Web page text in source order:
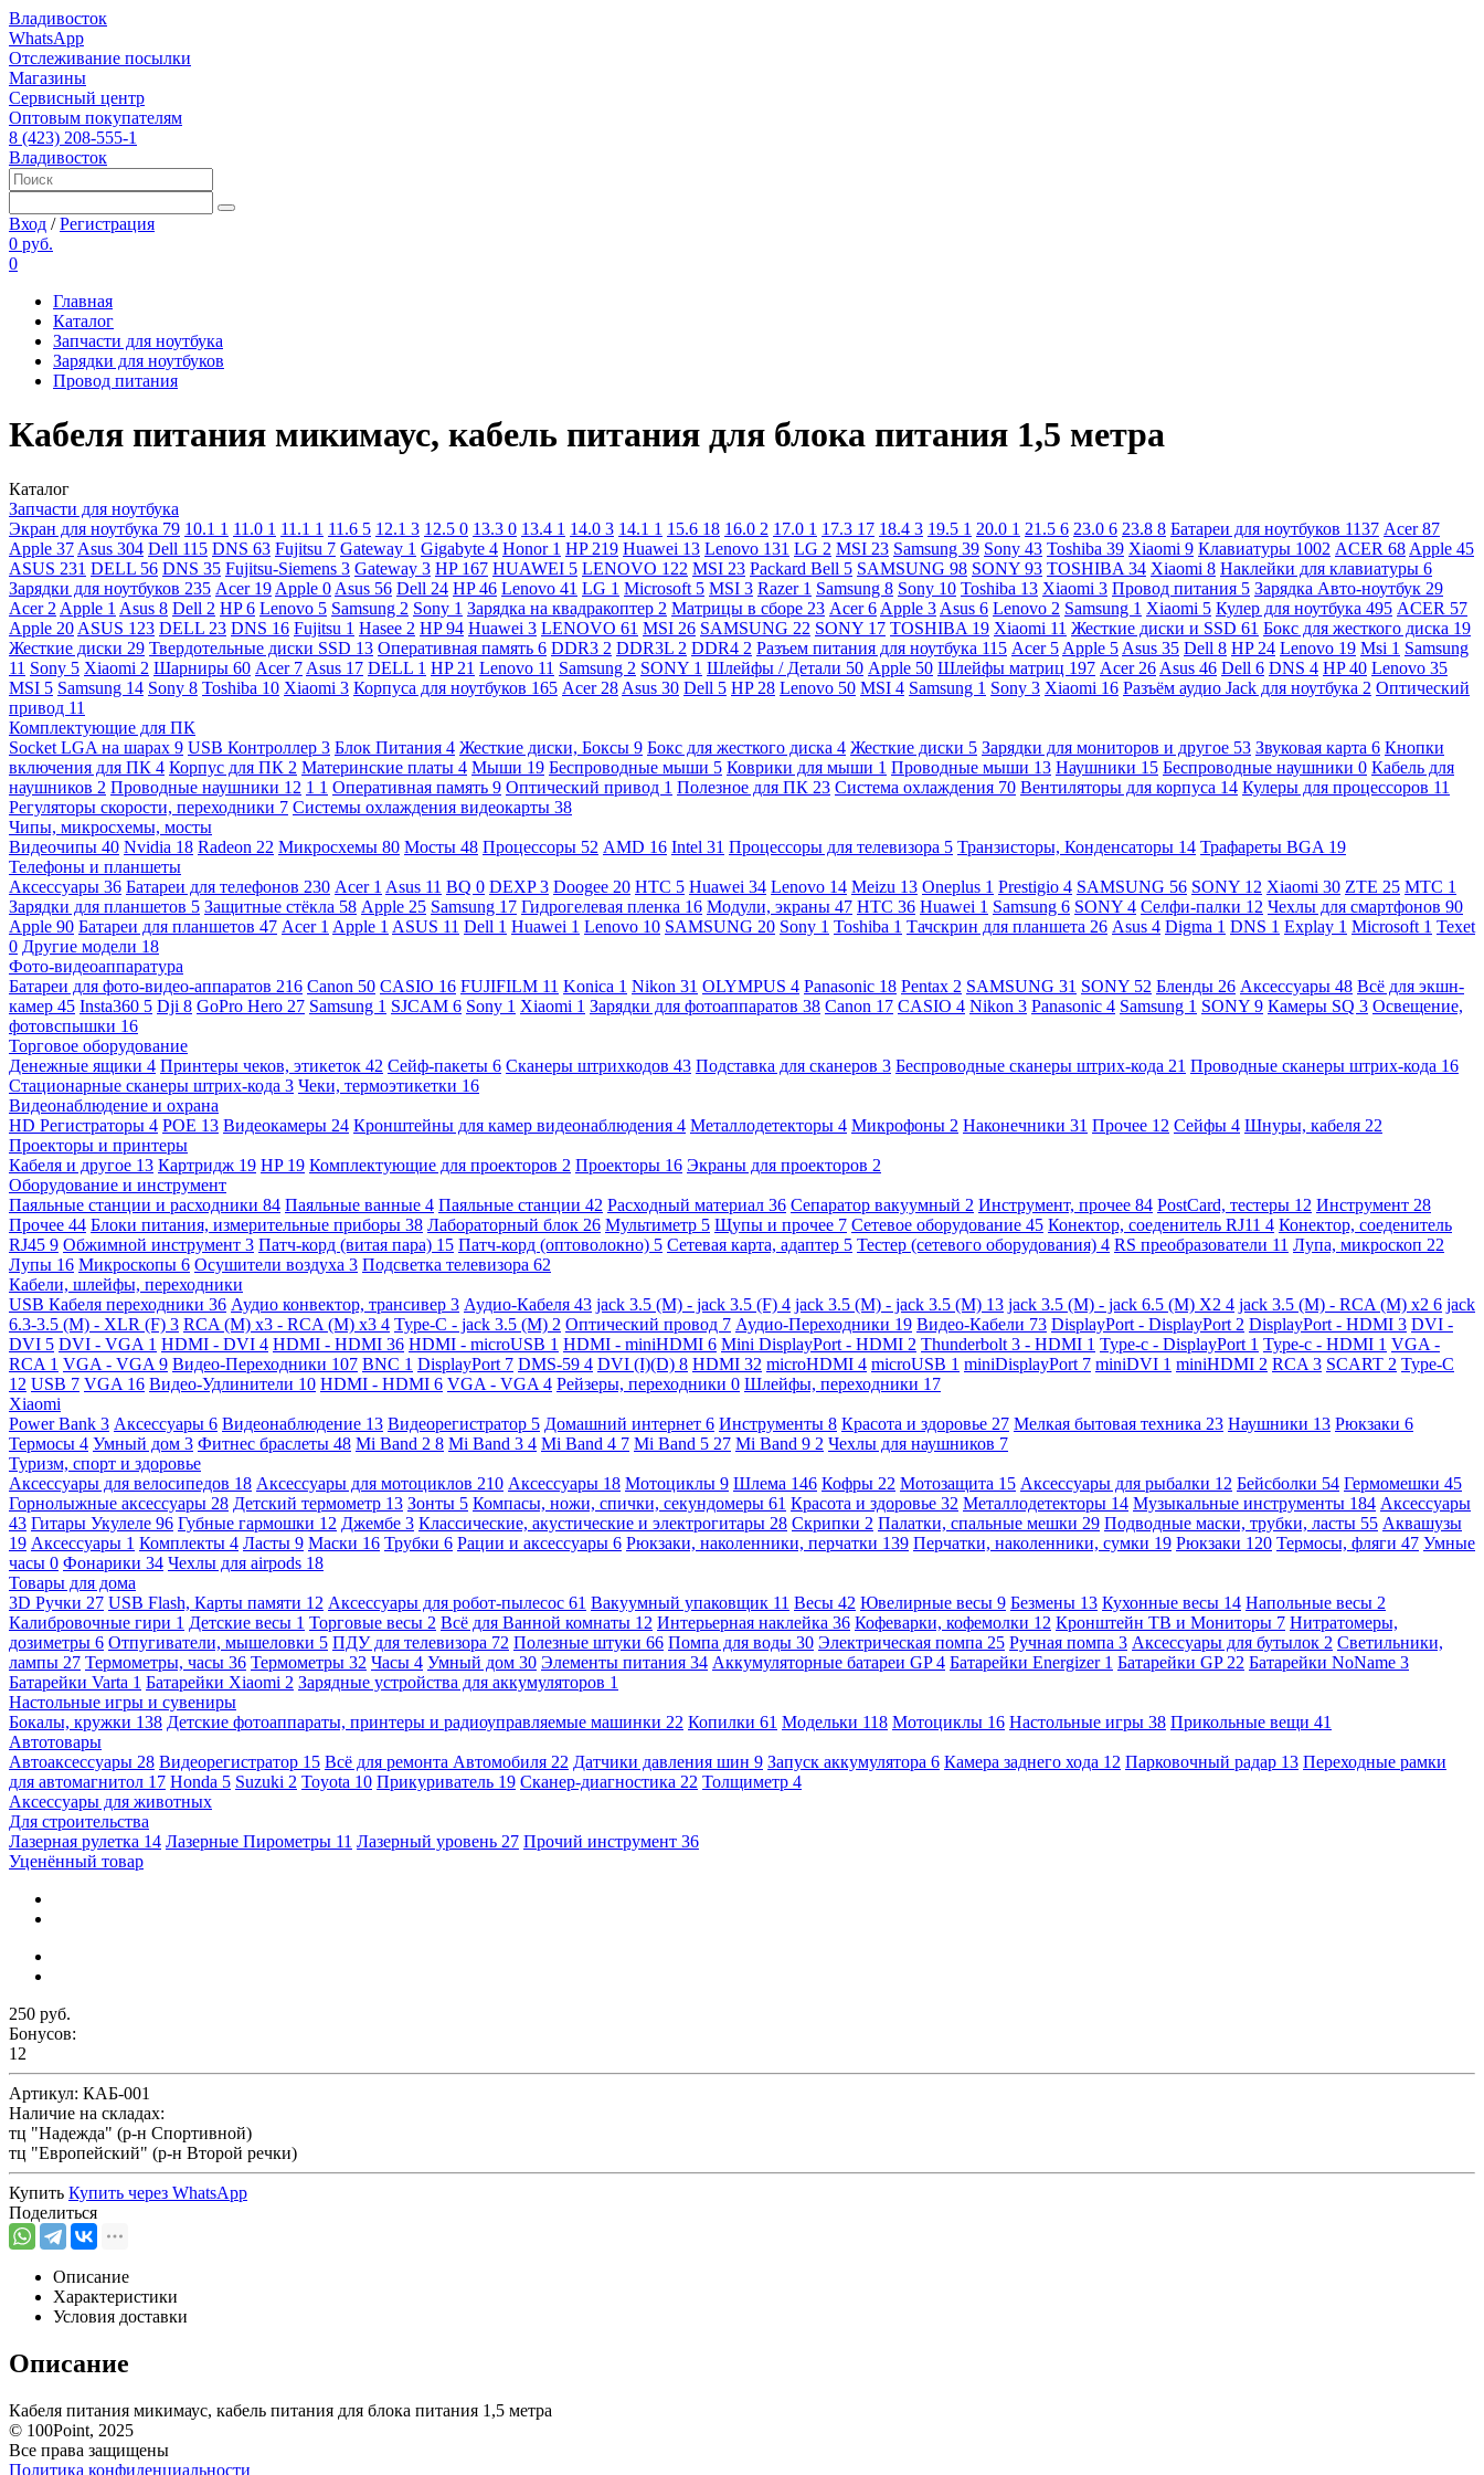
Владивосток
WhatsApp
Отслеживание посылки
Магазины
Сервисный центр
Оптовым покупателям
8 (423) 208-555-1
Владивосток
Вход /Регистрация
0 руб.
0
Главная
Каталог
Запчасти для ноутбука
Зарядки для ноутбуков
Провод питания
Кабеля питания микимаус, кабель питания для блока питания 1,5 метра
Каталог
Запчасти для ноутбука
Экран для ноутбука 79 10.1 1 11.0 1 11.1 1 11.6 5 12.1 3 12.5 0 13.3 0 13.4 1 14.0 3 14.1 1 15.6 18 16.0 2 17.0 1 17.3 17 18.4 3 19.5 1 20.0 1 21.5 6 23.0 6 23.8 8 Батареи для ноутбуков 1137 Acer87
Apple 37 Asus 304 Dell 115 DNS 63 Fujitsu 7 Gateway 1 Gigabyte 4 Honor 1 HP 219 Huawei 13 Lenovo 131 LG 2 MSI 23 Samsung 39 Sony 43 Toshiba 39 Xiaomi 9 Клавиатуры 1002 ACER 68 Apple 45
ASUS 231 DELL 56 DNS 35 Fujitsu-Siemens 3 Gateway 3 HP 167 HUAWEI 5 LENOVO 122 MSI 23 Packard Bell 5 SAMSUNG 98 SONY 93 TOSHIBA 34 Xiaomi 8 Наклейки для клавиатуры 6
Зарядки для ноутбуков 235 Acer 19 Apple 0 Asus 56 Dell 24 HP46 Lenovo 41 LG 1 Microsoft 5 MSI 3 Razer 1 Samsung 8 Sony 10 Toshiba 13 Xiaomi 3 Провод питания 5 Зарядка Авто-ноутбук 29
Acer 2 Apple 1 Asus 8 Dell 2 HP6 Lenovo 5 Samsung 2 Sony 1 Зарядка на квадракоптер 2 Матрицы в сборе 23 Acer6 Apple 3 Asus 6 Lenovo 2 Samsung 1 Xiaomi 5 Кулер для ноутбука 495 ACER 57
Apple 20 ASUS 123 DELL 23 DNS 16 Fujitsu 1 Hasee 2 HP94 Huawei 3 LENOVO 61 MSI 26 SAMSUNG 22 SONY 17 TOSHIBA 19 Xiaomi 11 Жесткие диски и SSD 61 Бокс для жесткого диска 19
Жесткие диски 29 Твердотельные диски SSD 13 Оперативная память 6 DDR3 2 DDR3L 2 DDR4 2 Разъем питания для ноутбука 115 Acer 5 Apple 5 Asus 35 Dell 8 HP 24 Lenovo 19 Msi 1 Samsung
11 Sony 5 Xiaomi 2 Шарниры 60 Acer 7 Asus 17 DELL 1 HP 21 Lenovo 11 Samsung 2 SONY 1 Шлейфы / Детали 50 Apple 50 Шлейфы матриц 197 Acer 26 Asus 46 Dell 6 DNS 4 HP40 Lenovo 35
MSI 5 Samsung 14 Sony 8 Toshiba 10 Xiaomi 3 Корпуса для ноутбуков 165 Acer 28 Asus 30 Dell 5 HP 28 Lenovo 50 MSI 4 Samsung 1 Sony 3 Xiaomi 16 Разъём аудио Jack для ноутбука 2 Оптический
привод 11
Комплектующие для ПК
Socket LGA на шарах 9 USB Контроллер 3 Блок Питания 4 Жесткие диски, Боксы 9 Бокс для жесткого диска 4 Жесткие диски 5 Зарядки для мониторов и другое 53 Звуковая карта 6 Кнопки
включения для ПК 4 Корпус для ПК 2 Материнские платы 4 Мыши 19 Беспроводные мыши 5 Коврики для мыши 1 Проводные мыши 13 Наушники 15 Беспроводные наушники 0 Кабель для
наушников 2 Проводные наушники 12 1 1 Оперативная память 9 Оптический привод 1 Полезное для ПК 23 Система охлаждения 70 Вентиляторы для корпуса 14 Кулеры для процессоров 11
Регуляторы скорости, переходники 7 Системы охлаждения видеокарты 38
Чипы, микросхемы, мосты
Видеочипы 40 Nvidia 18 Radeon 22 Микросхемы 80 Мосты 48 Процессоры 52 AMD 16 Intel 31 Процессоры для телевизора 5 Транзисторы, Конденсаторы 14 Трафареты BGA 19
Телефоны и планшеты
Аксессуары 36 Батареи для телефонов 230 Acer 1 Asus 11 BQ 0 DEXP3 Doogee 20 HTC 5 Huawei 34 Lenovo 14 Meizu 13 Oneplus 1 Prestigio 4 SAMSUNG 56 SONY 12 Xiaomi 30 ZTE 25 МТС 1
Зарядки для планшетов 5 Защитные стёкла 58 Apple 25 Samsung 17 Гидрогелевая пленка 16 Модули, экраны 47 HTC 36 Huawei 1 Samsung 6 SONY 4 Селфи-палки 12 Чехлы для смартфонов 90
Apple 90 Батареи для планшетов 47 Acer 1 Apple 1 ASUS 11 Dell 1 Huawei 1 Lenovo 10 SAMSUNG 20 Sony 1 Toshiba 1 Тачскрин для планшета 26 Asus 4 Digma 1 DNS 1 Explay 1 Microsoft 1 Texet
0 Другие модели 18
Фото-видеоаппаратура
Батареи для фото-видео-аппаратов 216 Canon 50 CASIO 16 FUJIFILM 11 Konica 1 Nikon 31 OLYMPUS 4 Panasonic 18 Pentax 2 SAMSUNG 31 SONY 52 Бленды 26 Аксессуары 48 Всё для экшн-
камер 45 Insta360 5 Dji 8 GoPro Hero 27 Samsung 1 SJCAM 6 Sony 1 Xiaomi 1 Зарядки для фотоаппаратов 38 Canon 17 CASIO 4 Nikon 3 Panasonic 4 Samsung 1 SONY 9 Камеры SQ 3 Освещение,
фотовспышки 16
Торговое оборудование
Денежные ящики 4 Принтеры чеков, этикеток 42 Сейф-пакеты 6 Сканеры штрихкодов 43 Подставка для сканеров 3 Беспроводные сканеры штрих-кода 21 Проводные сканеры штрих-кода 16
Стационарные сканеры штрих-кода 3 Чеки, термоэтикетки 16
Видеонаблюдение и охрана
HD Регистраторы 4 POE 13 Видеокамеры 24 Кронштейны для камер видеонаблюдения 4 Металлодетекторы 4 Микрофоны 2 Наконечники 31 Прочее 12 Сейфы 4 Шнуры, кабеля 22
Проекторы и принтеры
Кабеля и другое 13 Картридж 19 HP 19 Комплектующие для проекторов 2 Проекторы 16 Экраны для проекторов 2
Оборудование и инструмент
Паяльные станции и расходники 84 Паяльные ванные 4 Паяльные станции 42 Расходный материал 36 Сепаратор вакуумный 2 Инструмент, прочее 84 PostCard, тестеры 12 Инструмент 28
Прочее 44 Блоки питания, измерительные приборы 38 Лабораторный блок 26 Мультиметр 5 Щупы и прочее 7 Сетевое оборудование 45 Конектор, соеденитель RJ11 4 Конектор, соеденитель
RJ45 9 Обжимной инструмент 3 Патч-корд (витая пара) 15 Патч-корд (оптоволокно) 5 Сетевая карта, адаптер 5 Тестер (сетевого оборудования) 4 RS преобразователи 11 Лупа, микроскоп 22
Лупы 16 Микроскопы 6 Осушители воздуха 3 Подсветка телевизора 62
Кабели, шлейфы, переходники
USB Кабеля переходники 36 Аудио конвектор, трансивер 3 Аудио-Кабеля 43 jack 3.5 (M) - jack 3.5 (F) 4 jack 3.5 (M) - jack 3.5 (M) 13 jack 3.5 (M) - jack 6.5 (M) X2 4 jack 3.5 (M) - RCA (M) x2 6 jack
6.3-3.5 (M) - XLR (F) 3 RCA (M) x3 - RCA (M) x3 4 Type-C - jack 3.5 (M) 2 Оптический провод 7 Аудио-Переходники 19 Видео-Кабели 73 DisplayPort - DisplayPort 2 DisplayPort - HDMI 3 DVI -
DVI 5 DVI - VGA 1 HDMI - DVI 4 HDMI - HDMI 36 HDMI - microUSB 1 HDMI - miniHDMI 6 Mini DisplayPort - HDMI 2 Thunderbolt 3 - HDMI 1 Type-c - DisplayPort 1 Type-c - HDMI 1 VGA -
RCA 1 VGA - VGA 9 Видео-Переходники 107 BNC 1 DisplayPort 7 DMS-59 4 DVI (I)(D) 8 HDMI 32 microHDMI 4 microUSB 1 miniDisplayPort 7 miniDVI 1 miniHDMI 2 RCA 3 SCART 2 Type-C
12 USB 7 VGA 16 Видео-Удлинители 10 HDMI - HDMI 6 VGA - VGA 4 Рейзеры, переходники 0 Шлейфы, переходники 17
Xiaomi
Power Bank 3 Аксессуары 6 Видеонаблюдение 13 Видеорегистратор 5 Домашний интернет 6 Инструменты 8 Красота и здоровье 27 Мелкая бытовая техника 23 Наушники 13 Рюкзаки 6
Термосы 4 Умный дом 3 Фитнес браслеты 48 Mi Band 2 8 Mi Band 3 4 Mi Band 4 7 Mi Band 5 27 Mi Band 9 2 Чехлы для наушников 7
Туризм, спорт и здоровье
Аксессуары для велосипедов 18 Аксессуары для мотоциклов 210 Аксессуары 18 Мотоциклы 9 Шлема 146 Кофры 22 Мотозащита 15 Аксессуары для рыбалки 12 Бейсболки 54 Гермомешки 45
Горнолыжные аксессуары 28 Детский термометр 13 Зонты 5 Компасы, ножи, спички, секундомеры 61 Красота и здоровье 32 Металлодетекторы 14 Музыкальные инструменты 184 Аксессуары
43 Гитары Укулеле 96 Губные гармошки 12 Джембе 3 Классические, акустические и электрогитары 28 Скрипки 2 Палатки, спальные мешки 29 Подводные маски, трубки, ласты 55 Аквашузы
19 Аксессуары 1 Комплекты 4 Ласты 9 Маски 16 Трубки 6 Рации и аксессуары 6 Рюкзаки, наколенники, перчатки 139 Перчатки, наколенники, сумки 19 Рюкзаки 120 Термосы, фляги 47 Умные
часы 0 Фонарики 34 Чехлы для airpods 18
Товары для дома
3D Ручки 27 USB Flash, Карты памяти 12 Аксессуары для робот-пылесос 61 Вакуумный упаковщик 11 Весы 42 Ювелирные весы 9 Безмены 13 Кухонные весы 14 Напольные весы 2
Калибровочные гири 1 Детские весы 1 Торговые весы 2 Всё для Ванной комнаты 12 Интерьерная наклейка 36 Кофеварки, кофемолки 12 Кронштейн ТВ и Мониторы 7 Нитратомеры,
дозиметры 6 Отпугиватели, мышеловки 5 ПДУ для телевизора 72 Полезные штуки 66 Помпа для воды 30 Электрическая помпа 25 Ручная помпа 3 Аксессуары для бутылок 2 Светильники,
лампы 27 Термометры, часы 36 Термометры 32 Часы 4 Умный дом 30 Элементы питания 34 Аккумуляторные батареи GP4 Батарейки Energizer 1 Батарейки GP 22 Батарейки NoName 3
Батарейки Varta 1 Батарейки Xiaomi 2 Зарядные устройства для аккумуляторов 1
Настольные игры и сувениры
Бокалы, кружки 138 Детские фотоаппараты, принтеры и радиоуправляемые машинки 22 Копилки 61 Модельки 118 Мотоциклы 16 Настольные игры 38 Прикольные вещи 41
Автотовары
Автоаксессуары 28 Видеорегистратор 15 Всё для ремонта Автомобиля 22 Датчики давления шин 9 Запуск аккумулятора 6 Камера заднего хода 12 Парковочный радар 13 Переходные рамки
для автомагнитол 17 Honda 5 Suzuki 2 Toyota 10 Прикуриватель 19 Сканер-диагностика 22 Толщиметр 4
Аксессуары для животных
Для строительства
Лазерная рулетка 14 Лазерные Пирометры 11 Лазерный уровень 27 Прочий инструмент 36
Уценённый товар
250 руб.
Бонусов:
12
Артикул: КАБ-001
Наличие на складах:
тц "Надежда" (р-н Спортивной)
тц "Европейский" (р-н Второй речки)
Купить Купить через WhatsApp
Поделиться
Описание
Характеристики
Условия доставки
Описание
Кабеля питания микимаус, кабель питания для блока питания 1,5 метра
© 100Point, 2025
Все права защищены
Политика конфиденциальности